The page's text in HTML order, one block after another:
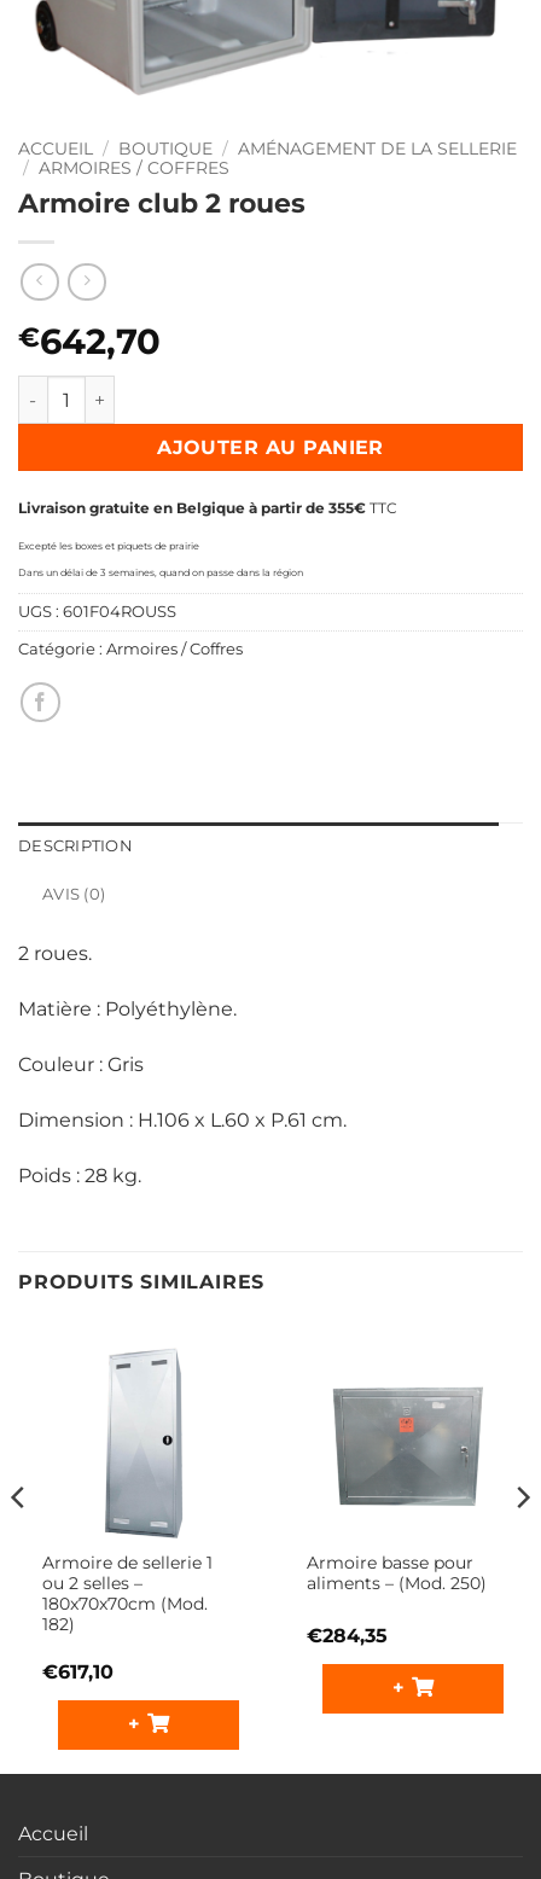
ACCUEIL / BOUTIQUE / AMÉNAGEMENT DE LA SELLERIE
/ ARMOIRES / COFFRES
Armoire club 2 roues
€642,70
quantité de Armoire club 2 roues
AJOUTER AU PANIER
Livraison gratuite en Belgique à partir de 355€ TTC
Excepté les boxes et piquets de prairie
Dans un délai de 3 semaines, quand on passe dans la région
UGS : 601F04ROUSS
Catégorie : Armoires / Coffres
DESCRIPTION
AVIS (0)
2 roues.
Matière : Polyéthylène.
Couleur : Gris
Dimension : H.106 x L.60 x P.61 cm.
Poids : 28 kg.
PRODUITS SIMILAIRES
Armoire de sellerie 1
ou 2 selles –
180x70x70cm (Mod.
182)
€617,10
+
Armoire basse pour
aliments – (Mod. 250)
€284,35
+
Accueil